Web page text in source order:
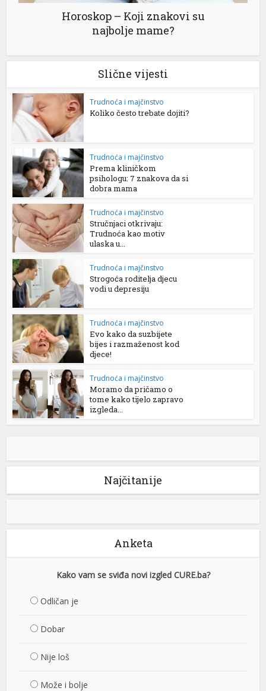
Horoskop – Koji znakovi su
najbolje mame?
Slične vijesti
Trudnoća i majčinstvo
Koliko često trebate dojiti?
Trudnoća i majčinstvo
Prema kliničkom
psihologu: 7 znakova da si
dobra mama
Trudnoća i majčinstvo
Stručnjaci otkrivaju:
Trudnoća kao motiv
ulaska u...
Trudnoća i majčinstvo
Strogoća roditelja djecu
vodi u depresiju
Trudnoća i majčinstvo
Evo kako da suzbijete
bijes i razmaženost kod
djece!
Trudnoća i majčinstvo
Moramo da pričamo o
tome kako tijelo zapravo
izgleda...
Najčitanije
Anketa
Kako vam se sviđa novi izgled CURE.ba?
Odličan je
Dobar
Nije loš
Može i bolje